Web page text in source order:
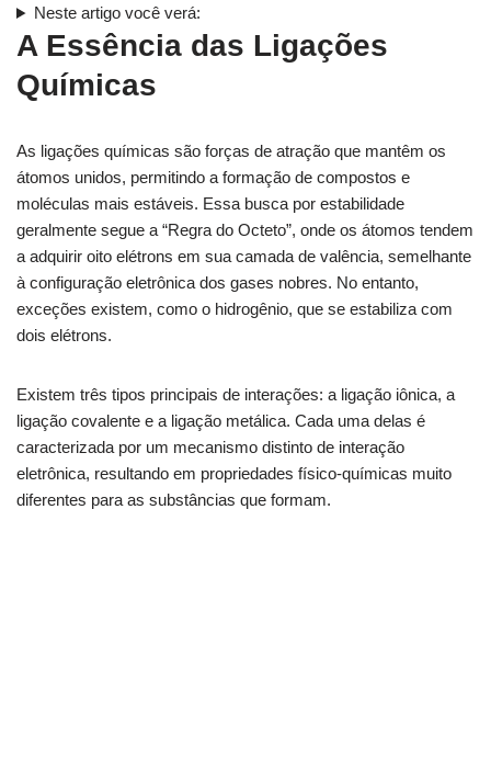
Neste artigo você verá:
A Essência das Ligações
Químicas
As ligações químicas são forças de atração que mantêm os
átomos unidos, permitindo a formação de compostos e
moléculas mais estáveis. Essa busca por estabilidade
geralmente segue a “Regra do Octeto”, onde os átomos tendem
a adquirir oito elétrons em sua camada de valência, semelhante
à configuração eletrônica dos gases nobres. No entanto,
exceções existem, como o hidrogênio, que se estabiliza com
dois elétrons.
Existem três tipos principais de interações: a ligação iônica, a
ligação covalente e a ligação metálica. Cada uma delas é
caracterizada por um mecanismo distinto de interação
eletrônica, resultando em propriedades físico-químicas muito
diferentes para as substâncias que formam.